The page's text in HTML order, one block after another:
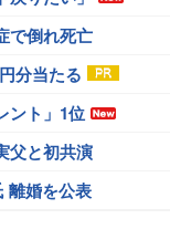
で倒れ死亡
分当たる
ント」1位
父と初共演
離婚を公表